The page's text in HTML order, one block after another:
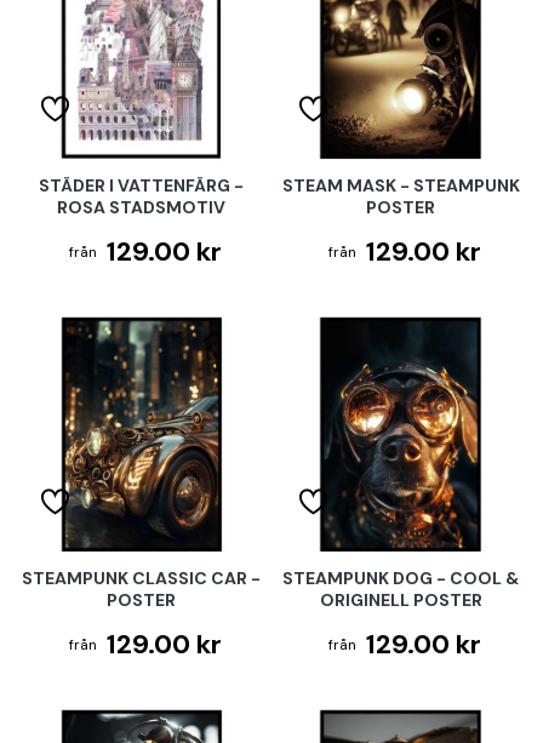
STÄDER I VATTENFÄRG -
ROSA STADSMOTIV
129.00 kr
STEAM MASK - STEAMPUNK
POSTER
129.00 kr
STEAMPUNK CLASSIC CAR -
POSTER
129.00 kr
STEAMPUNK DOG - COOL &
ORIGINELL POSTER
129.00 kr